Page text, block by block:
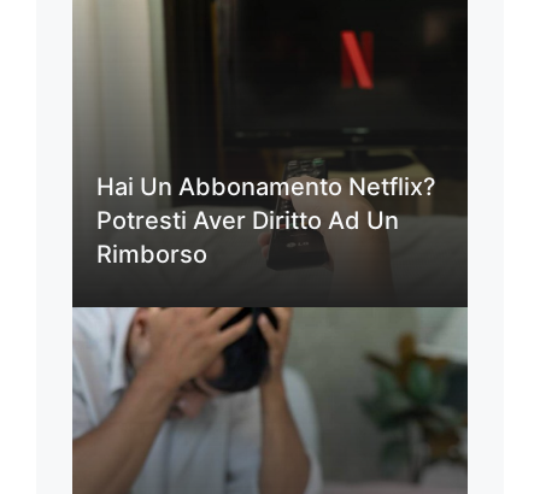
Hai Un Abbonamento Netflix?
Potresti Aver Diritto Ad Un
Rimborso